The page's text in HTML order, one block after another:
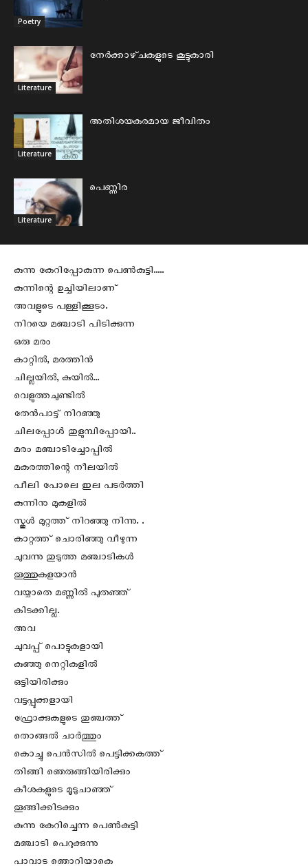
Poetry
Literature
നേർക്കാഴ്‌ചകളുടെ കൂട്ടുകാരി
Literature
അതിശയകരമായ ജീവിതം
Literature
പെണ്ണിര
കുന്നു കേറിപ്പോകുന്ന പെണ്‍കുട്ടി…..
കുന്നിന്റെ ഉച്ചിയിലാണ്
അവളുടെ പള്ളിക്കൂടം.
നിറയെ മഞ്ചാടി പിടിക്കുന്ന
ഒരു മരം
കാറ്റിൽ, മരത്തിൻ
ചില്ലയിൽ, കുയിൽ…
വെളുത്തചുണ്ടിൽ
തേൻപാട്ട് നിറഞ്ഞു
ചിലപ്പോൾ തുളുമ്പിപ്പോയി..
മരം മഞ്ചാടിച്ചോപ്പിൽ
മകരത്തിന്റെ നീലയിൽ
പീലി പോലെ ഇല പടർത്തി
കുന്നിനു മുകളിൽ
സ്കൂൾ മുറ്റത്ത് നിറഞ്ഞു നിന്നു. .
കാറ്റത്ത് ചൊരിഞ്ഞു വീഴുന്ന
ചുവന്നു തുടുത്ത മഞ്ചാടികൾ
തൂത്തുകളയാൻ
വയ്യാതെ മണ്ണിൽ പുതഞ്ഞ്
കിടക്കില്ല.
അവ
ചുവപ്പ് പൊട്ടുകളായി
കുഞ്ഞു നെറ്റികളിൽ
ഒട്ടിയിരിക്കും
വട്ടപ്പൂക്കളായി
ഫ്രോക്കുകളുടെ തുഞ്ചത്ത്
തൊങ്ങൽ ചാർത്തും
കൊച്ചു പെൻസിൽ പെട്ടിക്കകത്ത്
തിങ്ങി ഞെരുങ്ങിയിരിക്കും
കീശകളുടെ മൂടുചാഞ്ഞ്
തൂങ്ങിക്കിടക്കും
കുന്നു കേറിച്ചെന്ന പെൺകുട്ടി
മഞ്ചാടി പെറുക്കുന്നു